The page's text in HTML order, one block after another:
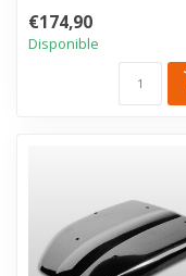
€174,90
Disponible